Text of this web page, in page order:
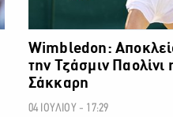
Wimbledon:
την Τζάσμιν Παολίνι
Σάκκαρη
04 ΙΟΥΛΙΟΥ - 17:29